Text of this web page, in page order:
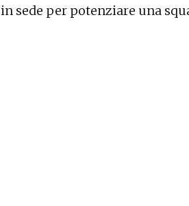
in sede per potenziare una